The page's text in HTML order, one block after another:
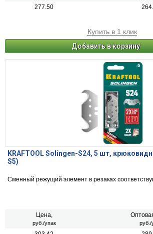
277.50
Купить в 1 клик
Добавить в корзину
KRAFTOOL Solingen-S24, 5 шт,
S5)
Сменный режущий элемент в резаках
Цена,
руб./упак руб./